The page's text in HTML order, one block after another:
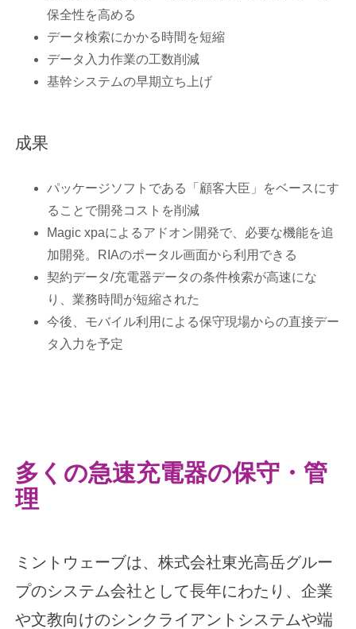
保全性を高める
データ検索にかかる時間を短縮
データ入力作業の工数削減
基幹システムの早期立ち上げ
成果
パッケージソフトである「顧客大臣」をベースにす
ることで開発コストを削減
Magic xpaによるアドオン開発で、必要な機能を追
加開発。RIAのポータル画面から利用できる
契約データ/充電器データの条件検索が高速にな
り、業務時間が短縮された
今後、モバイル利用による保守現場からの直接デー
タ入力を予定
多く の急速充電器の保守・管
理
ミントウェーブは、株式会社東光高岳グルー
プのシステム会社として長年にわたり、企業
や文教向けのシンクライアントシステムや端